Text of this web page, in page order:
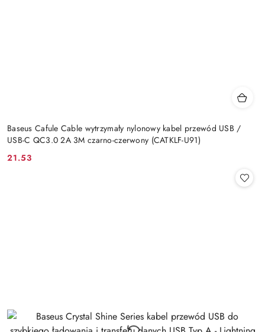
Baseus Cafule Cable wytrzymały nylonowy kabel przewód USB /
USB-C QC3.0 2A 3M czarno-czerwony (CATKLF-U91)
Cena:
21.53